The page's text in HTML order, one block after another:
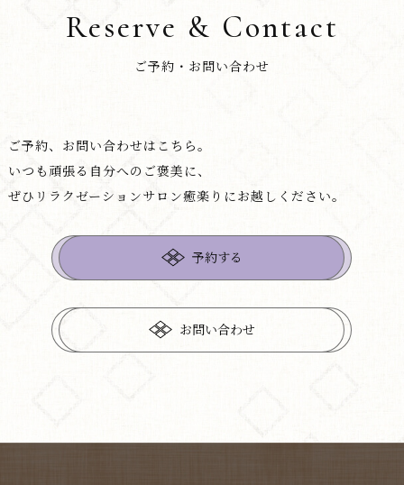
Reserve & Contact
ご予約・お問い合わせ
ご予約、お問い合わせはこちら。
いつも頑張る自分へのご褒美に、
ぜひリラクゼーションサロン癒楽りにお越しください。
予約する
お問い合わせ